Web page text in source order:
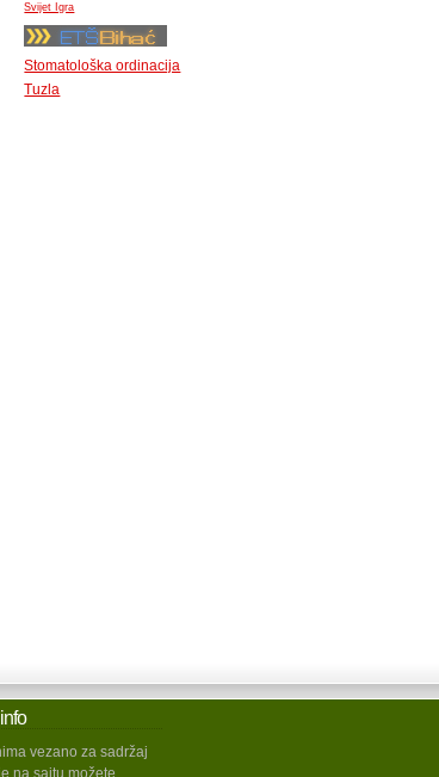
Svijet Igra
Stomatološka ordinacija
Tuzla
vezano za sadržaj
na sajtu možete